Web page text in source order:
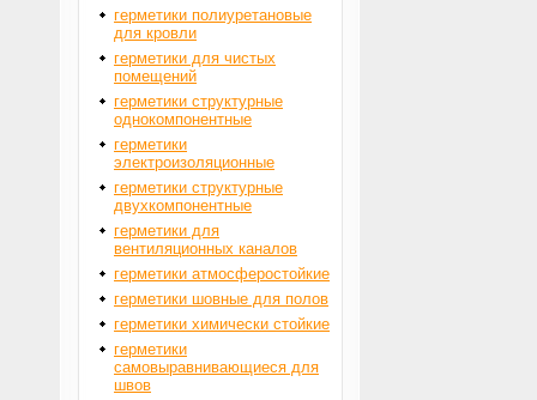
герметики полиуретановые
для кровли
герметики для чистых
помещений
герметики структурные
однокомпонентные
герметики
электроизоляционные
герметики структурные
двухкомпонентные
герметики для
вентиляционных каналов
герметики атмосферостойкие
герметики шовные для полов
герметики химически стойкие
герметики
самовыравнивающиеся для
швов